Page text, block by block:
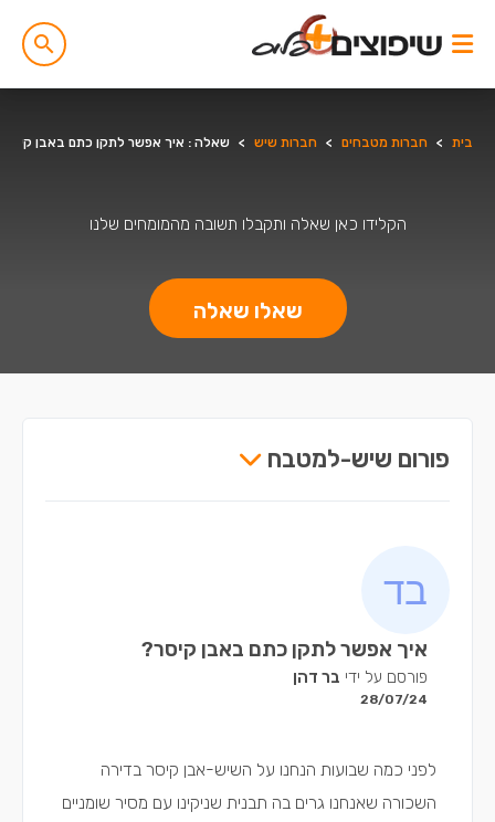
בית > חברות מטבחים > חברות שיש > שאלה : איך אפשר לתקן כתם באבן
הקלידו כאן שאלה ותקבלו תשובה מהמומחים שלנו
שאלו שאלה
פורום שיש-למטבח
איך אפשר לתקן כתם באבן קיסר?
פורסם על ידי בר דהן
28/07/24
לפני כמה שבועות הנחנו על השיש-אבן קיסר בדירה
השכורה שאנחנו גרים בה תבנית שניקינו עם מסיר שומניים